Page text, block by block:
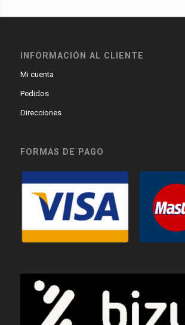
INFORMACIÓN AL CLIENTE
Mi cuenta
Pedidos
Direcciones
FORMAS DE PAGO